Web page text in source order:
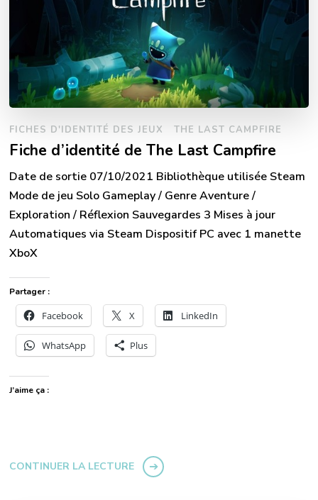
FICHES D'IDENTITÉ DES JEUX THE LAST CAMPFIRE
Fiche d’identité de The Last Campfire
Date de sortie 07/10/2021 Bibliothèque utilisée Steam
Mode de jeu Solo Gameplay / Genre Aventure /
Exploration / Réflexion Sauvegardes 3 Mises à jour
Automatiques via Steam Dispositif PC avec 1 manette
XboX
Partager :
Facebook X LinkedIn
WhatsApp Plus
J’aime ça :
CONTINUER LA LECTURE